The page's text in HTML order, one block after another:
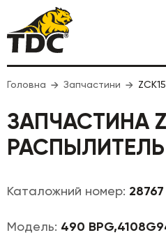
Головна Запчастини
ЗАПЧАСТИНА
РАСПЫЛИТЕЛЬ
Каталожний номер: 28767
Модель: 490